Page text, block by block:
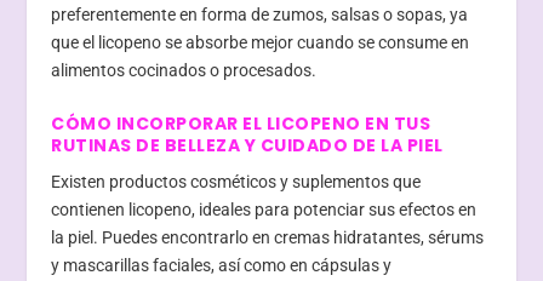
preferentemente en forma de zumos, salsas o sopas, ya
que el licopeno se absorbe mejor cuando se consume en
alimentos cocinados o procesados.
CÓMO INCORPORAR EL LICOPENO EN TUS
RUTINAS DE BELLEZA Y CUIDADO DE LA PIEL
Existen productos cosméticos y suplementos que
contienen licopeno, ideales para potenciar sus efectos en
la piel. Puedes encontrarlo en cremas hidratantes, sérums
y mascarillas faciales, así como en cápsulas y